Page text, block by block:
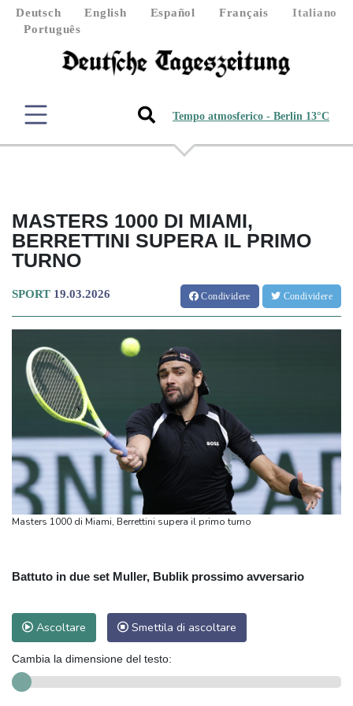
Deutsch English Español Français
Italiano
Português
Tempo atmosferico - Berlin 13°C
MASTERS 1000 DI MIAMI,
BERRETTINI SUPERA IL PRIMO
TURNO
SPORT 19.03.2026 Condividere Condividere
Masters 1000 di Miami, Berrettini supera il primo turno
Battuto in due set Muller, Bublik prossimo avversario
Ascoltare Smettila di ascoltare
Cambia la dimensione del testo: